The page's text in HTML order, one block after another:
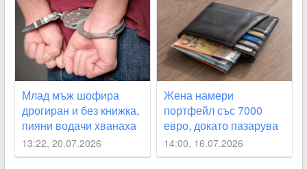
Млад мъж шофира
дрогиран и без книжка,
пияни водачи хванаха
край Асеновград и в
Белозем
13:22, 20.07.2026
Жена намери
портфейл със 7000
евро, докато пазарува
в Раковски
14:00, 16.07.2026